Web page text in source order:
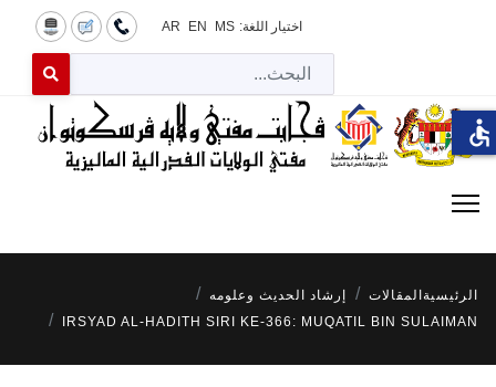
اختيار اللغة: MS
EN
AR
for results.
الرئيسية المقالات
إرشاد الحديث وعلومه
IRSYAD AL-HADITH SIRI KE-366: MUQATIL BIN SULAIMAN
accessible